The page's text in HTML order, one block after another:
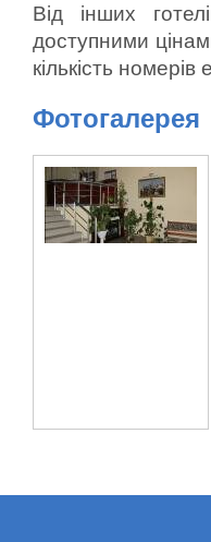
Від інших
доступними
кількість
Фотогалерея